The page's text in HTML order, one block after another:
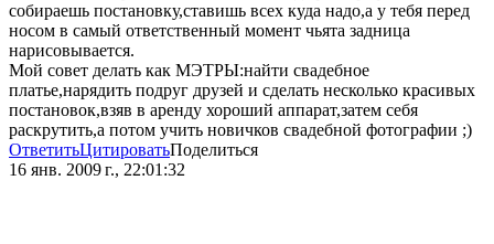
собираешь постановку,ставишь всех куда надо,а у тебя перед
носом в самый ответственный момент чьята задница
нарисовывается.
Мой совет делать как МЭТРЫ:найти свадебное
платье,нарядить подруг друзей и сделать несколько красивых
постановок,взяв в аренду хороший аппарат,затем себя
раскрутить,а потом учить новичков свадебной фотографии ;)
ОтветитьЦитироватьПоделиться
16 янв. 2009 г., 22:01:32